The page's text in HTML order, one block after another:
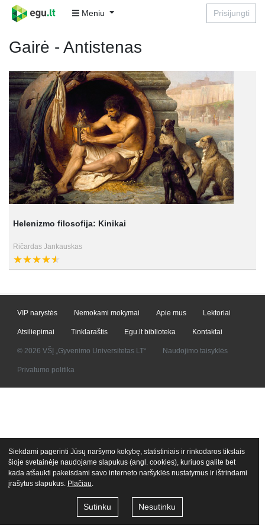
Meniu Prisijungti
Gairė - Antistenas
Helenizmo filosofija: Kinikai
Ričardas Jankauskas
VIP narystės Nemokami mokymai Apie mus Lektoriai
Atsiliepimai Tinklaraštis Egu.lt biblioteka Kontaktai
© 2026 VŠĮ „Gyvenimo Universitetas LT“ Naudojimo taisyklės
Privatumo politika
Siekdami pagerinti Jūsų naršymo kokybę, statistiniais ir rinkodaros tikslais
šioje svetainėje naudojame slapukus (angl. cookies), kuriuos galite bet
kada atšaukti pakeisdami savo interneto naršyklės nustatymus ir ištrindami
įrašytus slapukus. Plačiau
Sutinku Nesutinku